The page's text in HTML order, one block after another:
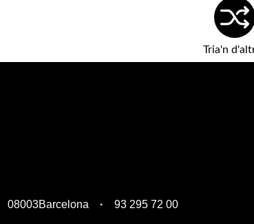
Tria'n
08003Barcelona 93 295 72 00